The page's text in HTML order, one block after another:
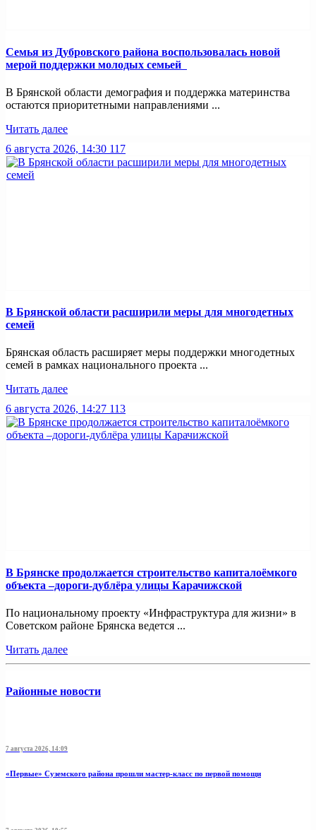
Семья из Дубровского района воспользовалась новой
мерой поддержки молодых семьей
В Брянской области демография и поддержка материнства
остаются приоритетными направлениями ...
Читать далее
6 августа 2026, 14:30 117
В Брянской области расширили меры для многодетных
семей
Брянская область расширяет меры поддержки многодетных
семей в рамках национального проекта ...
Читать далее
6 августа 2026, 14:27 113
В Брянске продолжается строительство капиталоёмкого
объекта –дороги-дублёра улицы Карачижской
По национальному проекту «Инфраструктура для жизни» в
Советском районе Брянска ведется ...
Читать далее
Районные новости
7 августа 2026, 14:09
«Первые» Суземского района прошли мастер-класс по первой помощи